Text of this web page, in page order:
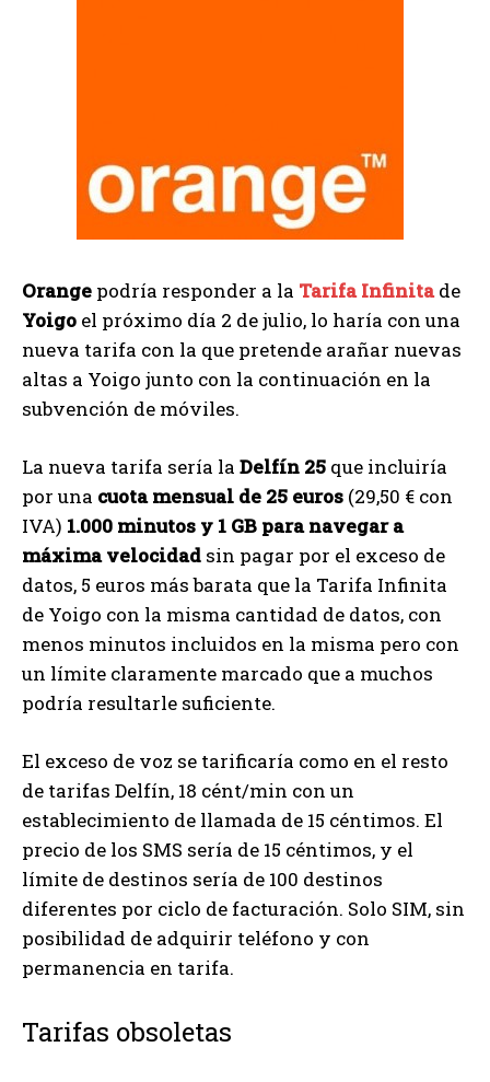
Orange podría responder a la Tarifa Infinita de
Yoigo el próximo día 2 de julio, lo haría con una
nueva tarifa con la que pretende arañar nuevas
altas a Yoigo junto con la continuación en la
subvención de móviles.
La nueva tarifa sería la Delfín 25 que incluiría
por una cuota mensual de 25 euros (29,50 € con
IVA) 1.000 minutos y 1 GB para navegar a
máxima velocidad sin pagar por el exceso de
datos, 5 euros más barata que la Tarifa Infinita
de Yoigo con la misma cantidad de datos, con
menos minutos incluidos en la misma pero con
un límite claramente marcado que a muchos
podría resultarle suficiente.
El exceso de voz se tarificaría como en el resto
de tarifas Delfín, 18 cént/min con un
establecimiento de llamada de 15 céntimos. El
precio de los SMS sería de 15 céntimos, y el
límite de destinos sería de 100 destinos
diferentes por ciclo de facturación. Solo SIM, sin
posibilidad de adquirir teléfono y con
permanencia en tarifa.
Tarifas obsoletas